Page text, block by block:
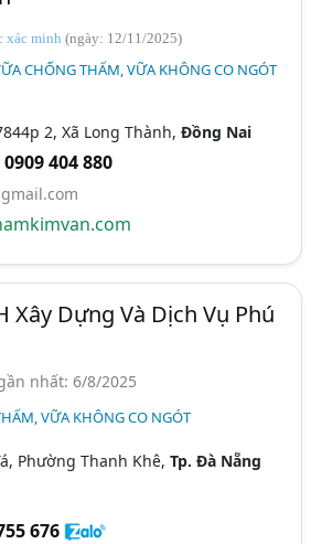
xác minh(ngày: 12/11/2025)
CHỐNG THẤM, VỮA KHÔNG CO NGÓT
2, Xã Long Thành,Đồng Nai
0909 404 880
Xây Dựng Và Dịch Vụ Phú
nhất: 6/8/2025
VỮA KHÔNG CO NGÓT
Phường Thanh Khê,Tp. Đà Nẵng
676